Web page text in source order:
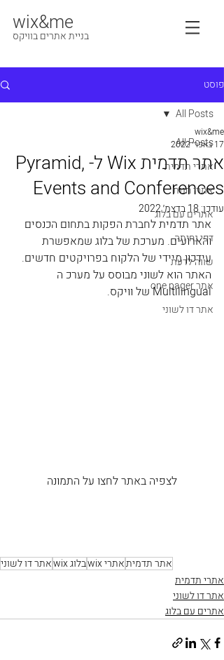
wix&me
בניית אתרים בוויקס
פוסט
All Posts
אתרי תדמית
אתרי חנות
אתרים עם בלוג
דפי נחיתה
שווה לדעת
אתר one pager
אתר דו לשוני
All Posts
אתר תדמית Wix ל- Pyramid,
Events and Conferences
wix&me
17 באפר׳ 2022
עודכן:18 בדצמ׳ 2022
אתר תדמית לחברת הפקות בתחום הכנסים
והארועים. מערכת של בלוג שמאפשרת
עידכון מיידי של הלקוח בפרויקטים חדשים.
האתר הוא לשוני מבוסס על מערכ ה
Multilingual של וויקס.
לצפיה באתר לחצו על התמונה
אתר תדמיתאתרי wix בלוג wix
אתר דו לשוני
אתרי תדמית
אתר דו לשוני
אתרים עם בלוג